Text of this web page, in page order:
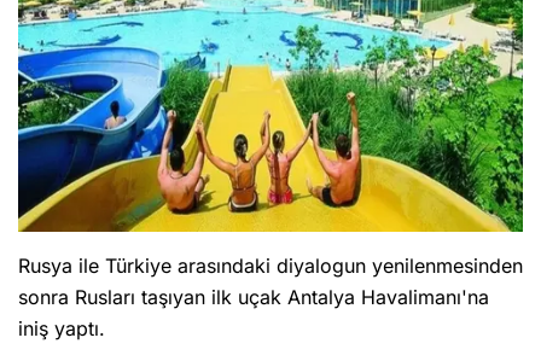
Rusya ile Türkiye arasındaki diyalogun yenilenmesinden
sonra Rusları taşıyan ilk uçak Antalya Havalimanı'na
iniş yaptı.